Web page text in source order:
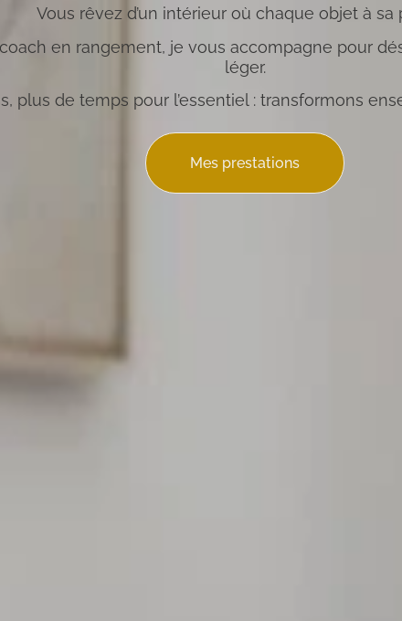
Vous rêvez d’un intérieur où chaque objet à sa
coach en rangement, je vous accompagne pour
léger.
plus de temps pour l’essentiel : transformons
Mes prestations